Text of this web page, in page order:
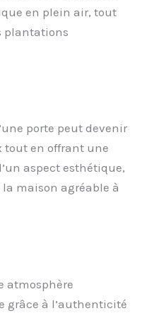
en plein air, tout
plantations
porte peut devenir
tout en offrant une
aspect esthétique,
maison agréable à
atmosphère
grâce à l’authenticité